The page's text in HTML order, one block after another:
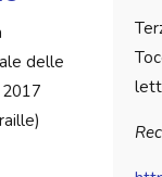
delle